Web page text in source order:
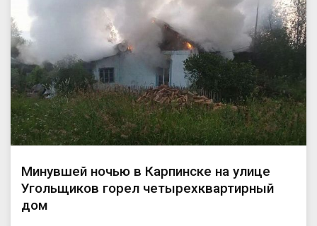
Минувшей ночью в Карпинске на улице
Угольщиков горел четырехквартирный
дом